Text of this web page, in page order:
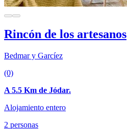
Rincón de los artesanos
Bedmar y Garcíez
(0)
A 5.5 Km de Jódar.
Alojamiento entero
2 personas